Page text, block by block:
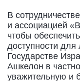
В
и ассоциацией
чтобы
доступности
Государстве
Ашкелон в
уважительную и